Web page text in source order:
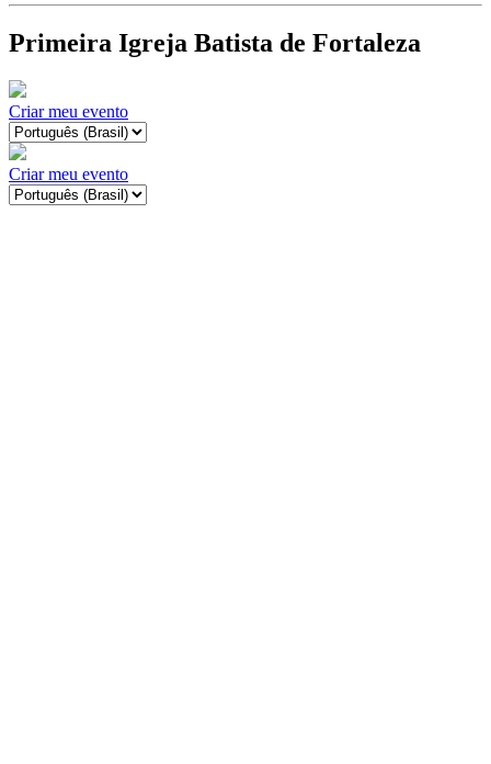
Primeira Igreja Batista de Fortaleza
Criar meu evento
Criar meu evento